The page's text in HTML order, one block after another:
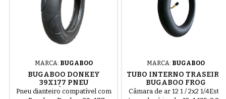
MARCA: BUGABOO
BUGABOO DONKEY
39X177 PNEU
COMPATÍVEL COM O
Pneu dianteiro compatível com
MARCA: BUGABOO
TUBO INTERNO TRASEIRO
BUGABOO FROG
Câmara de ar 12 1 / 2x2 1/4Este